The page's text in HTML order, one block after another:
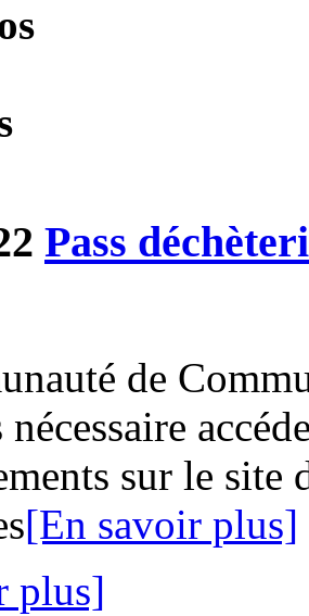
Pass
de
sur le site
[En savoir plus]
plus]